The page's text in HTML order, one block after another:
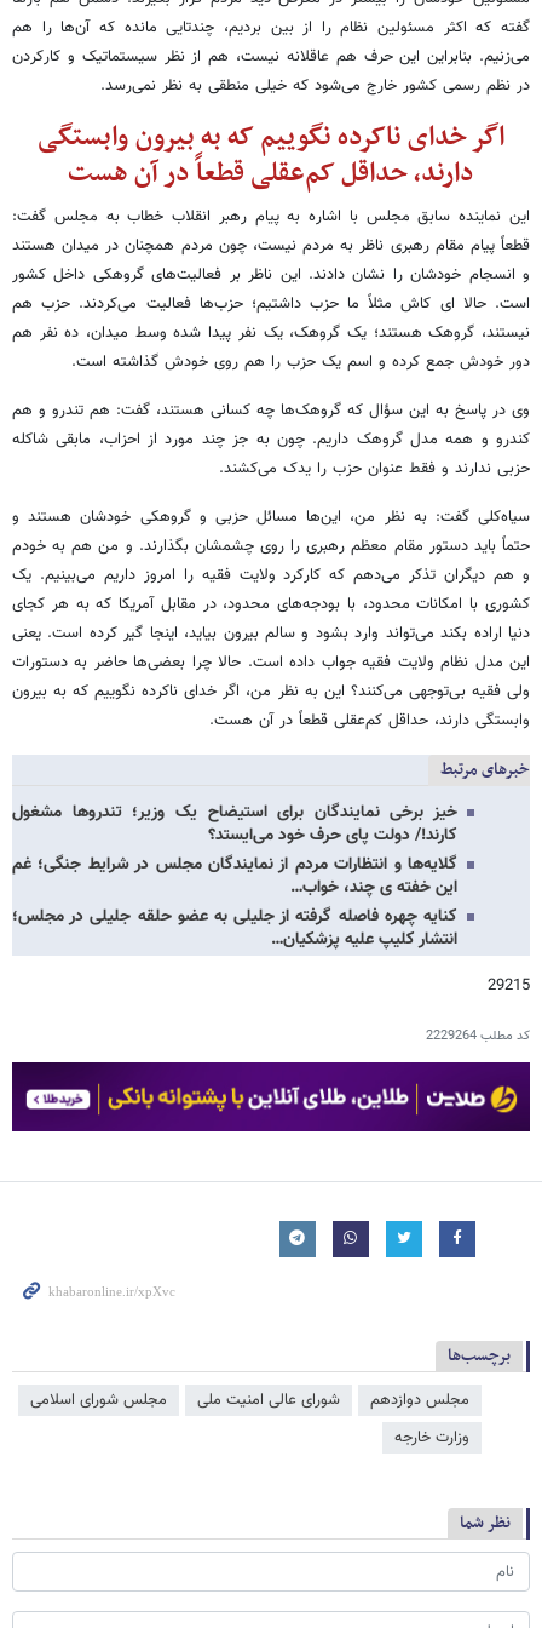
گفته که اکثر مسئولین نظام را از بین بردیم، چندتایی مانده که آن‌ها را هم
می‌زنیم. بنابراین این حرف هم عاقلانه نیست، هم از نظر سیستماتیک و کارکردن
در نظم رسمی کشور خارج می‌شود که خیلی منطقی به نظر نمی‌رسد.
اگر خدای ناکرده نگوییم که به بیرون وابستگی
دارند، حداقل کم‌عقلی قطعاً در آن هست
این نماینده سابق مجلس با اشاره به پیام رهبر انقلاب خطاب به مجلس گفت:
قطعاً پیام مقام رهبری ناظر به مردم نیست، چون مردم همچنان در میدان هستند
و انسجام خودشان را نشان دادند. این ناظر بر فعالیت‌های گروهکی داخل کشور
است. حالا ای کاش مثلاً ما حزب داشتیم؛ حزب‌ها فعالیت می‌کردند. حزب هم
نیستند، گروهک هستند؛ یک گروهک، یک نفر پیدا شده وسط میدان، ده نفر هم
دور خودش جمع کرده و اسم یک حزب را هم روی خودش گذاشته است.
وی در پاسخ به این سؤال که گروهک‌ها چه کسانی هستند، گفت: هم تندرو و هم
کندرو و همه مدل گروهک داریم. چون به جز چند مورد از احزاب، مابقی شاکله
حزبی ندارند و فقط عنوان حزب را یدک می‌کشند.
سیاه‌کلی گفت: به نظر من، این‌ها مسائل حزبی و گروهکی خودشان هستند و
حتماً باید دستور مقام معظم رهبری را روی چشمشان بگذارند. و من هم به خودم
و هم دیگران تذکر می‌دهم که کارکرد ولایت فقیه را امروز داریم می‌بینیم. یک
کشوری با امکانات محدود، با بودجه‌های محدود، در مقابل آمریکا که به هر کجای
دنیا اراده بکند می‌تواند وارد بشود و سالم بیرون بیاید، اینجا گیر کرده است. یعنی
این مدل نظام ولایت فقیه جواب داده است. حالا چرا بعضی‌ها حاضر به دستورات
ولی فقیه بی‌توجهی می‌کنند؟ این به نظر من، اگر خدای ناکرده نگوییم که به بیرون
وابستگی دارند، حداقل کم‌عقلی قطعاً در آن هست.
خبرهای مرتبط
خیز برخی نمایندگان برای استیضاح یک وزیر؛ تندروها مشغول
کارند!/ دولت پای حرف خود می‌ایستد؟
گلایه‌ها و انتظارات مردم از نمایندگان مجلس در شرایط جنگی؛ غم
این خفته ی چند، خواب…
کنایه چهره فاصله گرفته از جلیلی به عضو حلقه جلیلی در مجلس؛
انتشار کلیپ علیه پزشکیان…
29215
کد مطلب2229264
برچسب‌ها
مجلس دوازدهم شورای عالی امنیت ملی
مجلس شورای اسلامی
وزارت خارجه
نظر شما